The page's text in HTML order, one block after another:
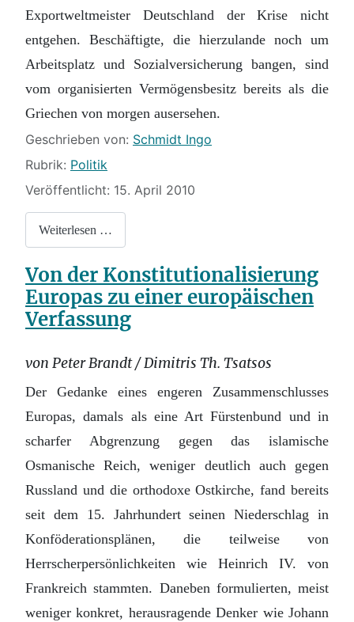
Exportweltmeister Deutschland der Krise nicht
entgehen. Beschäftigte, die hierzulande noch um
Arbeitsplatz und Sozialversicherung bangen, sind
vom organisierten Vermögensbesitz bereits als die
Griechen von morgen ausersehen.
Details
Geschrieben von: Schmidt Ingo
Rubrik: Politik
Veröffentlicht: 15. April 2010
Weiterlesen …
Von der Konstitutionalisierung
Europas zu einer europäischen
Verfassung
von Peter Brandt / Dimitris Th. Tsatsos
Der Gedanke eines engeren Zusammenschlusses
Europas, damals als eine Art Fürs­tenbund und in
scharfer Abgrenzung gegen das islamische
Osmanische Reich, we­niger deutlich auch gegen
Russland und die orthodoxe Ostkirche, fand bereits
seit dem 15. Jahrhundert seinen Niederschlag in
Konföderationsplänen, die teilweise von
Herrscherpersönlichkeiten wie Heinrich IV. von
Frankreich stammten. Daneben for­mulierten, meist
weniger konkret, herausragende Denker wie Johann